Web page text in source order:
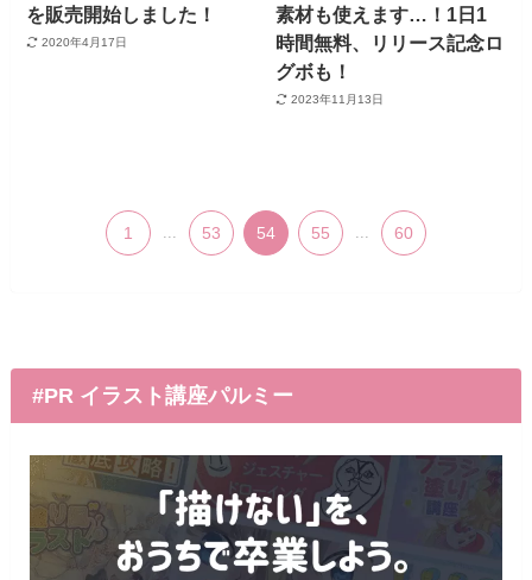
を販売開始しました！
2020年4月17日
素材も使えます…！1日1
時間無料、リリース記念ロ
グボも！
2023年11月13日
1 ... 53 54 55 ... 60
#PR イラスト講座パルミー